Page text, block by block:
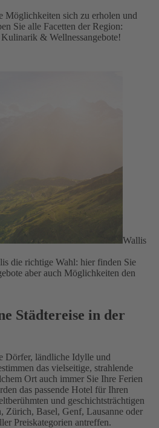
Möglichkeiten sich zu erholen und
Sie alle Facetten der Region:
& Wellnessangebote!
Wallis
die richtige Wahl: hier finden Sie
aber auch Möglichkeiten den
Städtereise in der
Dörfer, ländliche Idylle und
das vielseitige, strahlende
Ort auch immer Sie Ihre Ferien
das passende Hotel für Ihren
und geschichtsträchtigen
Zürich, Basel, Genf, Lausanne oder
Preiskategorien antreffen.